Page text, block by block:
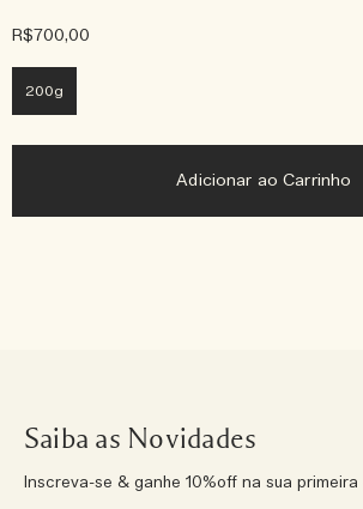
R$700,00
200g
Adicionar ao Carrinho
Saiba as Novidades
Inscreva-se & ganhe 10%off na sua primeira